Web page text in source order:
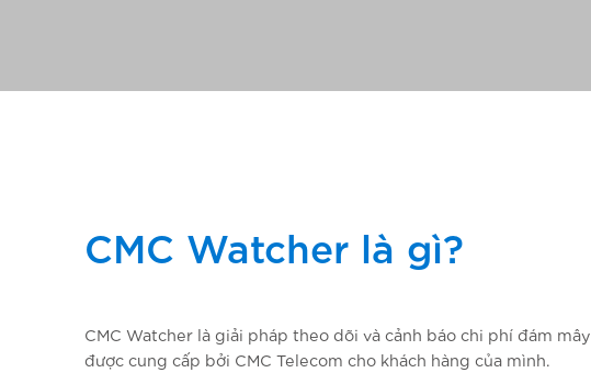
CMC Watcher là gì?
CMC Watcher là giải pháp theo dõi và cảnh báo chi phí đám mây
được cung cấp bởi CMC Telecom cho khách hàng của mình.